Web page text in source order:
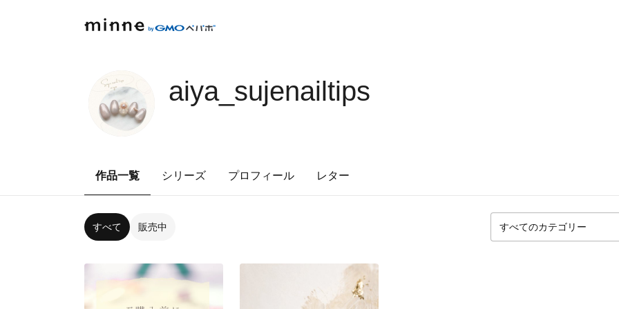
aiya_sujenailtips
作品一覧 シリーズ プロフィール レター
すべて 販売中